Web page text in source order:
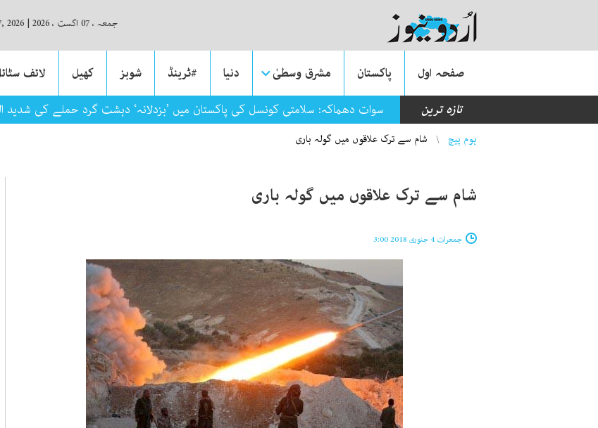
جمعہ ، 07 اگست ، 2026 |
2026
صفحہ اول پاکستان مشرق وسطیٰ دنیا #ٹرینڈ شوبز کھیل لائف
تازہ ترین
سوات دھماکہ: سلامتی کونسل کی پاکستان میں ’بزدلانہ‘ دہشت گرد حملے کی شدید
You are here
ہوم پیچ شام سے ترک علاقوں میں گولہ باری
شام سے ترک علاقوں میں گولہ باری
جمعرات 4 جنوری 2018 3:00